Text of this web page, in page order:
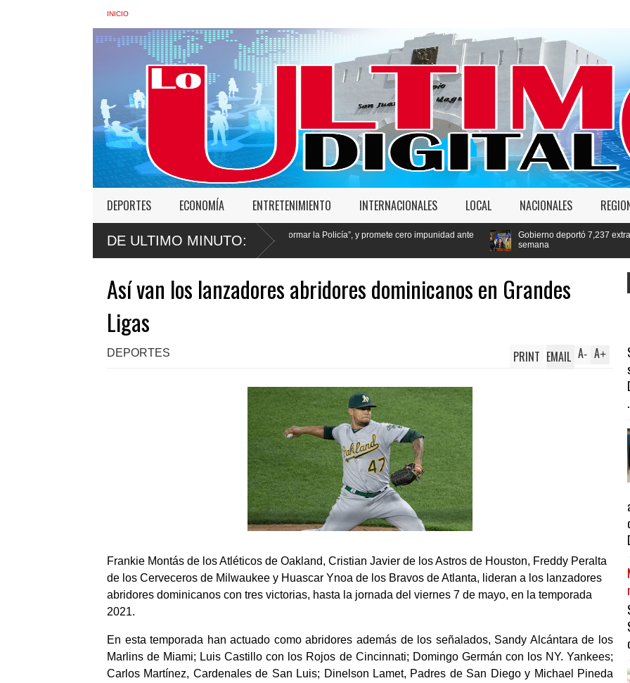
INICIO
DEPORTES ECONOMÍA ENTRETENIMIENTO INTERNACIONALES LOCAL NACIONALES
DE ULTIMO MINUTO:
vamos a desistir en nuestro empeño de transformar la Policía”, y promete cero impunidad ante
Gobierno deportó 7,237 extranjeros en condición
Así van los lanzadores abridores dominicanos en Grandes
Ligas
DEPORTES A+
A-
PRINT EMAIL
Frankie Montás de los Atléticos de Oakland, Cristian Javier de los Astros de Houston, Freddy Peralta
de los Cerveceros de Milwaukee y Huascar Ynoa de los Bravos de Atlanta, lideran a los lanzadores
abridores dominicanos con tres victorias, hasta la jornada del viernes 7 de mayo, en la temporada
2021.
En esta temporada han actuado como abridores además de los señalados, Sandy Alcántara de los
Marlins de Miami; Luis Castillo con los Rojos de Cincinnati; Domingo Germán con los NY. Yankees;
Carlos Martínez, Cardenales de San Luis; Dinelson Lamet, Padres de San Diego y Michael Pineda